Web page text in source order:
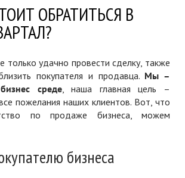
ОБРАТИТЬСЯ В
только удачно провести сделку, также
покупателя и продавца. Мы –
среде, наша главная цель –
пожелания наших клиентов. Вот, что
по продаже бизнеса, можем
бизнеса